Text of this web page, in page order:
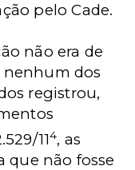
pelo Cade.
não era de
dos
registrou,
114, as
que não fosse